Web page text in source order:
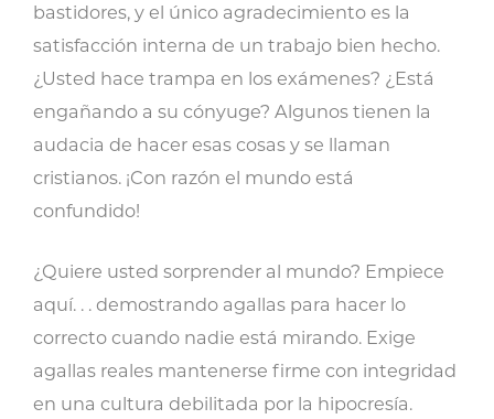
bastidores, y el único agradecimiento es la
satisfacción interna de un trabajo bien hecho.
¿Usted hace trampa en los exámenes? ¿Está
engañando a su cónyuge? Algunos tienen la
audacia de hacer esas cosas y se llaman
cristianos. ¡Con razón el mundo está
confundido!
¿Quiere usted sorprender al mundo? Empiece
aquí. . . demostrando agallas para hacer lo
correcto cuando nadie está mirando. Exige
agallas reales mantenerse firme con integridad
en una cultura debilitada por la hipocresía.